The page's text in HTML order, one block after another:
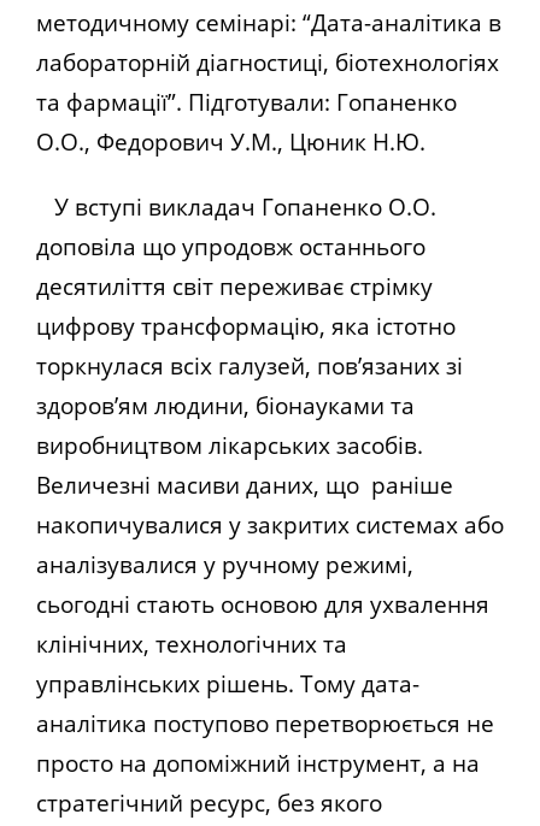
методичному семінарі: “Дата-аналітика в
лабораторній діагностиці, біотехнологіях
та фармації”. Підготували: Гопаненко
О.О., Федорович У.М., Цюник Н.Ю.
У вступі викладач Гопаненко О.О.
доповіла що упродовж останнього
десятиліття світ переживає стрімку
цифрову трансформацію, яка істотно
торкнулася всіх галузей, пов’язаних зі
здоров’ям людини, біонауками та
виробництвом лікарських засобів.
Величезні масиви даних, що раніше
накопичувалися у закритих системах або
аналізувалися у ручному режимі,
сьогодні стають основою для ухвалення
клінічних, технологічних та
управлінських рішень. Тому дата-
аналітика поступово перетворюється не
просто на допоміжний інструмент, а на
стратегічний ресурс, без якого